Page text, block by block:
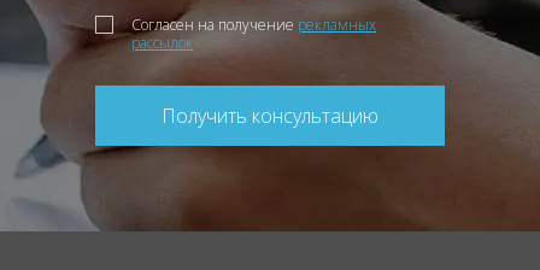
Согласен на получение рекламных
рассылок
Получить консультацию